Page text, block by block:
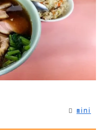
mini